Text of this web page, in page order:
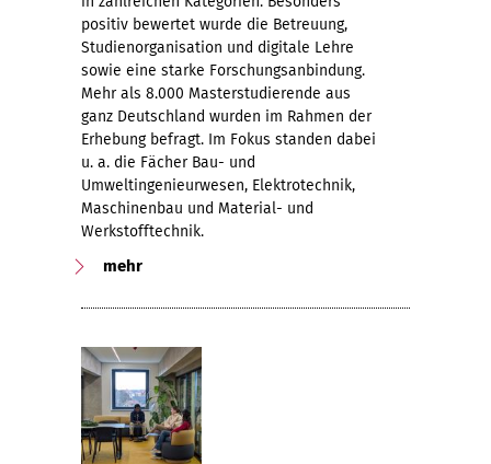
positiv bewertet wurde die Betreuung,
Studienorganisation und digitale Lehre
sowie eine starke Forschungsanbindung.
Mehr als 8.000 Masterstudierende aus
ganz Deutschland wurden im Rahmen der
Erhebung befragt. Im Fokus standen dabei
u. a. die Fächer Bau- und
Umweltingenieurwesen, Elektrotechnik,
Maschinenbau und Material- und
Werkstofftechnik.
mehr